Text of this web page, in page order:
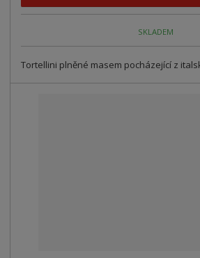
SKLADEM
Tortellini plněné masem pocházející z